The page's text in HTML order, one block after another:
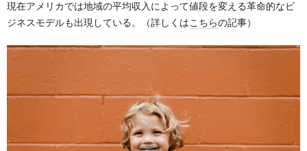
現在アメリカでは地域の平均収入によって値段を変える革命的なビ
ジネスモデルも出現している。（詳しくはこちらの記事）